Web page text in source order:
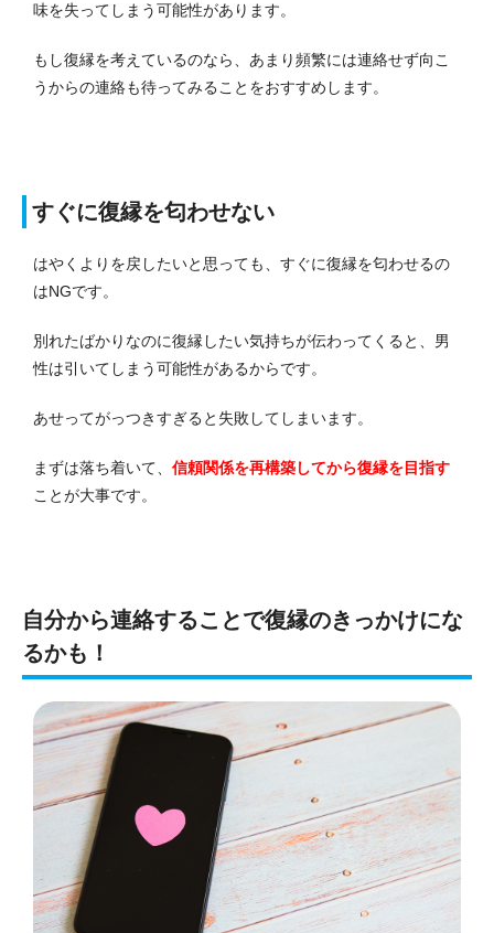
味を失ってしまう可能性があります。
もし復縁を考えているのなら、あまり頻繁には連絡せず向こ
うからの連絡も待ってみることをおすすめします。
すぐに復縁を匂わせない
はやくよりを戻したいと思っても、すぐに復縁を匂わせるの
はNGです。
別れたばかりなのに復縁したい気持ちが伝わってくると、男
性は引いてしまう可能性があるからです。
あせってがっつきすぎると失敗してしまいます。
まずは落ち着いて、 信頼関係を再構築してから復縁を目指す
ことが大事です。
自分から連絡することで復縁のきっかけにな
るかも！